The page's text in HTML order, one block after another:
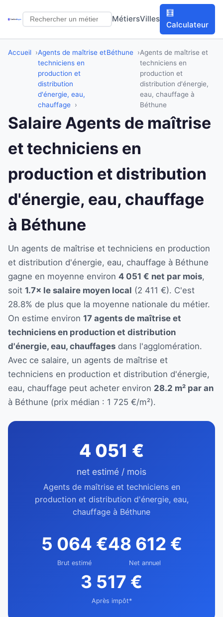
MétiersVilles
🧮
Calculateur
Accueil
Agents de maîtrise et
techniciens en
production et
distribution
d'énergie, eau,
chauffage
Béthune
Agents de maîtrise et
techniciens en
production et
distribution d'énergie,
eau, chauffage à
Béthune
Salaire Agents de maîtrise
et techniciens en
production et distribution
d'énergie, eau, chauffage
à Béthune
Un agents de maîtrise et techniciens en production
et distribution d'énergie, eau, chauffage à Béthune
gagne en moyenne environ 4 051 € net par mois,
soit 1.7× le salaire moyen local (2 411 €). C'est
28.8% de plus que la moyenne nationale du métier.
On estime environ 17 agents de maîtrise et
techniciens en production et distribution
d'énergie, eau, chauffages dans l'agglomération.
Avec ce salaire, un agents de maîtrise et
techniciens en production et distribution d'énergie,
eau, chauffage peut acheter environ 28.2 m² par an
à Béthune (prix médian : 1 725 €/m²).
4 051 €
net estimé / mois
Agents de maîtrise et techniciens en
production et distribution d'énergie, eau,
chauffage à Béthune
5 064 €
Brut estimé
48 612 €
Net annuel
3 517 €
Après impôt*